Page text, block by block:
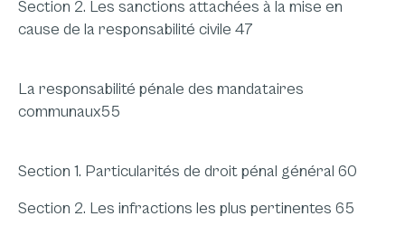
Section 2. Les sanctions attachées à la mise en
cause de la responsabilité civile 47
La responsabilité pénale des mandataires
communaux55
Section 1. Particularités de droit pénal général 60
Section 2. Les infractions les plus pertinentes 65